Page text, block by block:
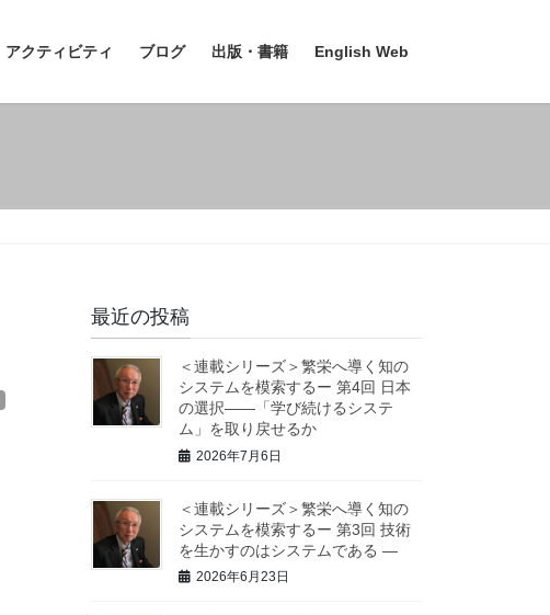
アクティビティ ブログ 出版・書籍 English Web
最近の投稿
＜連載シリーズ＞繁栄へ導く知の
システムを模索するー 第4回 日本
の選択――「学び続けるシステ
ム」を取り戻せるか
2026年7月6日
＜連載シリーズ＞繁栄へ導く知の
システムを模索するー 第3回 技術
を生かすのはシステムである ―
2026年6月23日